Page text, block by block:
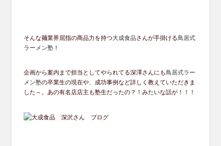
そんな麺業界屈指の商品力を持つ大成食品さんが手掛ける鳥居式
ラ ーメン塾！
企画から案内まで担当としてやられてる深澤さんにも鳥居式ラー
メ ン塾の卒業生の現在や、 成功事例など詳しく教えていただきま
した～。 あの有名店店主も塾生だったの？！みたいな話が！！！